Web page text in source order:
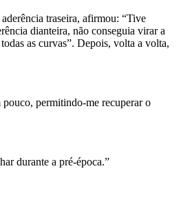
traseira, afirmou: “Tive
dianteira, não conseguia virar a
as curvas”. Depois, volta a volta,
permitindo-me recuperar o
durante a pré-época.”